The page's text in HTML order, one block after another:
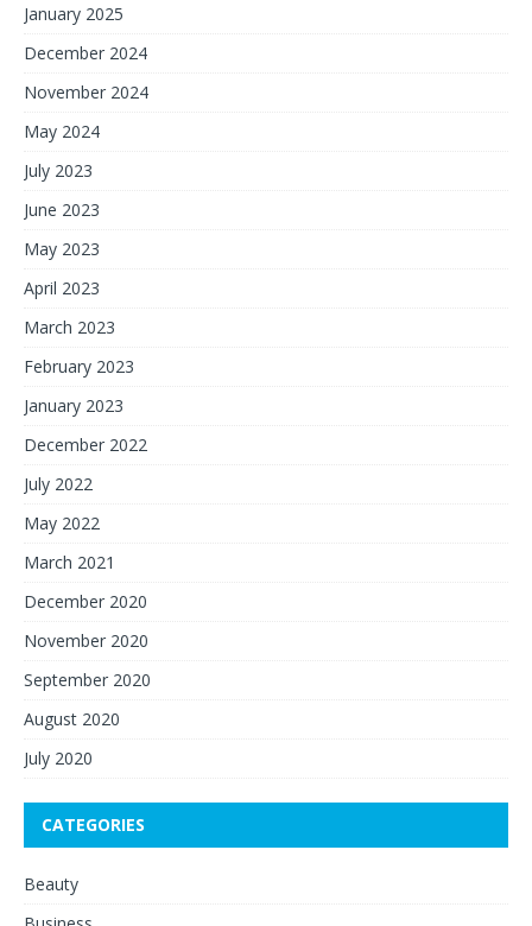
January 2025
December 2024
November 2024
May 2024
July 2023
June 2023
May 2023
April 2023
March 2023
February 2023
January 2023
December 2022
July 2022
May 2022
March 2021
December 2020
November 2020
September 2020
August 2020
July 2020
CATEGORIES
Beauty